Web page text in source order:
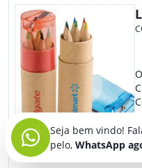
Seja bem vindo!
pelo, WhatsApp